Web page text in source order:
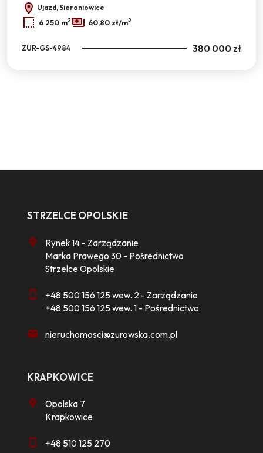
Ujazd, Sieroniowice
6 250 m2 60,80 zł/m2
ZUR-GS-4984 380 000 zł
STRZELCE OPOLSKIE
Rynek 14 - Zarządzanie
Marka Prawego 30 - Pośrednictwo
Strzelce Opolskie
+48 500 156 125 wew. 2 - Zarządzanie
+48 500 156 125 wew. 1 - Pośrednictwo
nieruchomosci@zurowska.com.pl
KRAPKOWICE
Opolska 7
Krapkowice
+48 510 125 270